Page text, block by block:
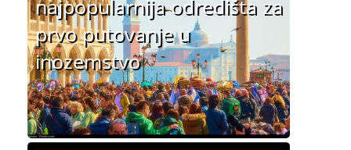
najpopularnija odredišta za
prvo putovanje u
inozemstvo